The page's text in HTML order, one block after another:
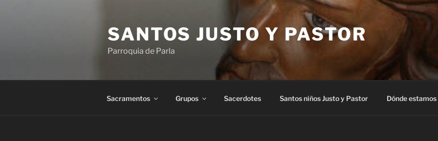
SANTOS JUSTO Y PASTOR
Parroquia de Parla
Sacramentos Grupos Sacerdotes Santos niños Justo y Pastor Dónde estamos